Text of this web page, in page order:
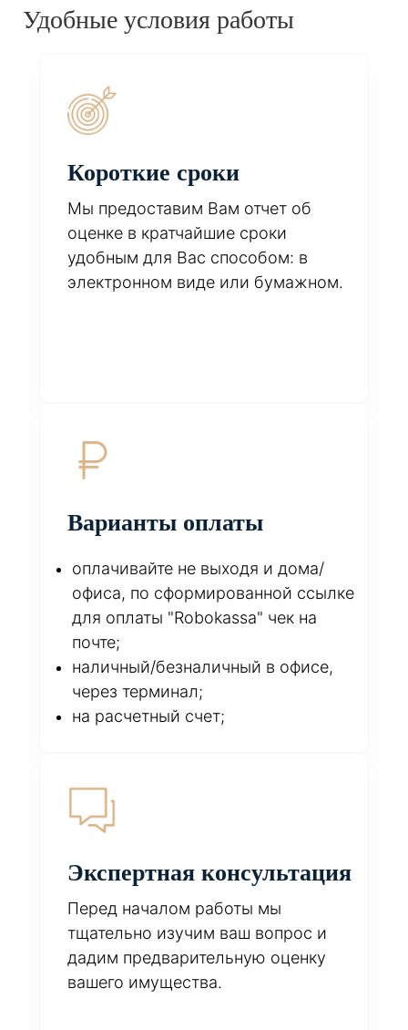
Удобные условия работы
Короткие сроки
Мы предоставим Вам отчет об
оценке в кратчайшие сроки
удобным для Вас способом: в
электронном виде или бумажном.
Варианты оплаты
оплачивайте не выходя и дома/
офиса, по сформированной ссылке
для оплаты "Robokassa" чек на
почте;
наличный/безналичный в офисе,
через терминал;
на расчетный счет;
Экспертная консультация
Перед началом работы мы
тщательно изучим ваш вопрос и
дадим предварительную оценку
вашего имущества.